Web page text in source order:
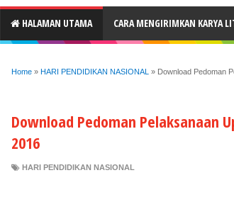
HALAMAN UTAMA CARA MENGIRIMKAN KARYA
Home » HARI PENDIDIKAN NASIONAL » Download Pedoman
Download Pedoman Pelaksanaan
2016
HARI PENDIDIKAN NASIONAL